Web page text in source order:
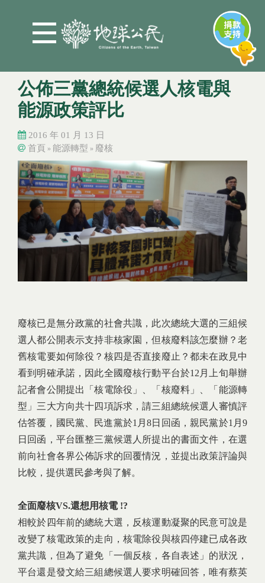
公佈三黨總統候選人核電與
能源政策評比
2016 年 01 月 13 日
您在這裡
首頁 » 能源轉型 » 廢核
您在這裡
廢核已是無分政黨的社會共識，此次總統大選的三組候
選人都公開表示支持非核家園，但核廢料該怎麼辦？老
舊核電要如何除役？核四是否直接廢止？都未在政見中
看到明確承諾，因此全國廢核行動平台於12月上旬舉辦
記者會公開提出「核電除役」、「核廢料」、「能源轉
型」三大方向共十四項訴求，請三組總統候選人審慎評
估答覆，國民黨、民進黨於1月8日回函，親民黨於1月9
日回函，平台匯整三黨候選人所提出的書面文件，在選
前向社會各界公佈訴求的回覆情況，並提出政策評論與
比較，提供選民參考與了解。
全面廢核VS.還想用核電 !?
相較於四年前的總統大選，反核運動凝聚的民意可說是
改變了核電政策的走向，核電除役與核四停建已成各政
黨共識，但為了避免「一個反核，各自表述」的狀況，
平台還是發文給三組總候選人要求明確回答，唯有蔡英